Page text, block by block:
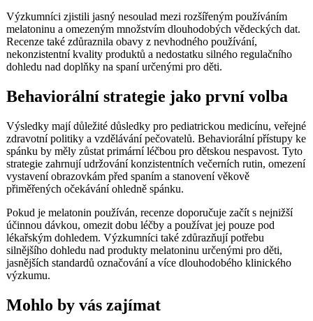
Výzkumníci zjistili jasný nesoulad mezi rozšířeným používáním
melatoninu a omezeným množstvím dlouhodobých vědeckých dat.
Recenze také zdůraznila obavy z nevhodného používání,
nekonzistentní kvality produktů a nedostatku silného regulačního
dohledu nad doplňky na spaní určenými pro děti.
Behaviorální strategie jako první volba
Výsledky mají důležité důsledky pro pediatrickou medicínu, veřejné
zdravotní politiky a vzdělávání pečovatelů. Behaviorální přístupy ke
spánku by měly zůstat primární léčbou pro dětskou nespavost. Tyto
strategie zahrnují udržování konzistentních večerních rutin, omezení
vystavení obrazovkám před spaním a stanovení věkově
přiměřených očekávání ohledně spánku.
Pokud je melatonin používán, recenze doporučuje začít s nejnižší
účinnou dávkou, omezit dobu léčby a používat jej pouze pod
lékařským dohledem. Výzkumníci také zdůrazňují potřebu
silnějšího dohledu nad produkty melatoninu určenými pro děti,
jasnějších standardů označování a více dlouhodobého klinického
výzkumu.
Mohlo by vás zajímat